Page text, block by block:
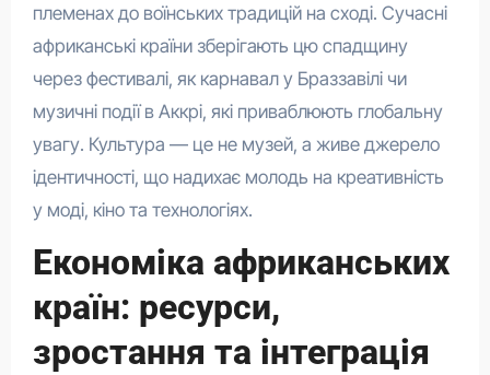
племенах до воїнських традицій на сході. Сучасні
африканські країни зберігають цю спадщину
через фестивалі, як карнавал у Браззавілі чи
музичні події в Аккрі, які приваблюють глобальну
увагу. Культура — це не музей, а живе джерело
ідентичності, що надихає молодь на креативність
у моді, кіно та технологіях.
Економіка африканських
країн: ресурси,
зростання та інтеграція